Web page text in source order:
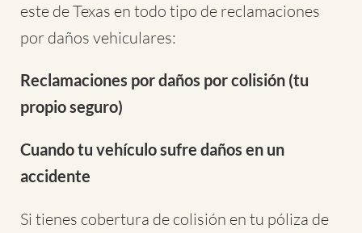
este de Texas en todo tipo de reclamaciones
por daños vehiculares:
Reclamaciones por daños por colisión (tu
propio seguro)
Cuando tu vehículo sufre daños en un
accidente
Si tienes cobertura de colisión en tu póliza de